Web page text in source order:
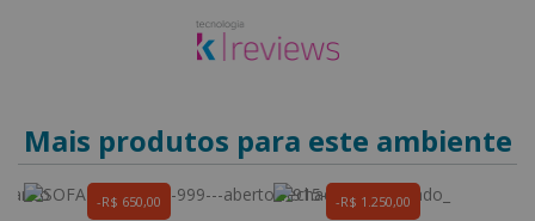
Mais produtos para este ambiente
R$ 650,00 R$ 1.250,00